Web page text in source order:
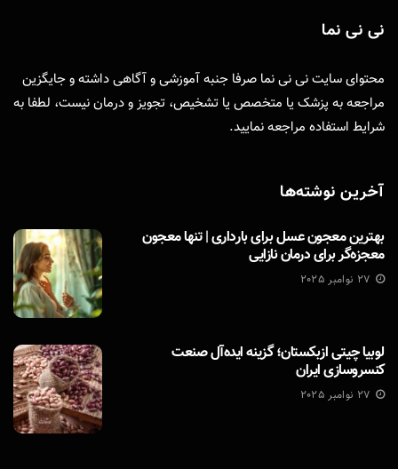
نی نی نما
محتوای سایت نی نی نما صرفا جنبه آموزشی و آگاهی داشته و جایگزین
مراجعه به پزشک یا متخصص یا تشخیص، تجویز و درمان نیست، لطفا به
شرایط استفاده مراجعه نمایید.
آخرین نوشته‌ها
بهترین معجون عسل برای بارداری | تنها معجون
معجزه‌گر برای درمان نازایی
27 نوامبر 2025
لوبیا چیتی ازبکستان؛ گزینه ایده‌آل صنعت
کنسروسازی ایران
27 نوامبر 2025